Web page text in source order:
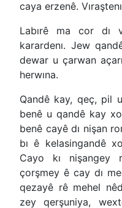
caya erzenê.
Labırê ma cor dı
karardenı. Jew
dewar u çarwan
herwına.
Qandê kay, qeç, pil
benê u qandê kay
benê cayê dı nişan
bı ê kelasingandê
Cayo kı nişangey
çorşmey ê cay dı
qezayê rê mehel
zey qerşuniya,